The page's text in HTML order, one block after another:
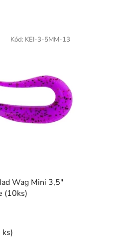
Wag Mini 3,5"
(10ks)
Kód: KEI-3-5MM-13